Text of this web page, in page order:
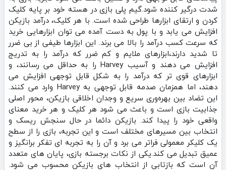
شدت درگیر کننده شود.گیم پلی بازی در هسته خود بر پایه کلیک
کردن و ارتقای ابزارها طراحی شده است. با هر کلیک، درآمد بازیکن
افزایش می‌ یابد و با پول به‌ دست آمده می‌ توان ابزارهایی خرید
که سرعت کسب درآمد را بالا می‌ برند. این ابزارها طیفی از بی‌ ضرر
تا شدید دارند،ابزارهای ملایم و کم‌ ضرر که درآمد را به تدریج
افزایش می‌ دهند و آسیب Harvey را به حداقل می‌ رسانند، و
ابزارهای قوی‌ تر که درآمد را به شکل قابل توجهی افزایش می‌
دهند، اما همزمان صدمه قابل توجهی به Harvey وارد می‌ کنند.
این تضاد بین بهره‌وری سریع و وجدان اخلاقی بازیکن، محور اصلی
جذابیت بازی است و باعث می‌ شود هر کلیک و هر خرید معنای
واقعی خود را پیدا کند. بازیکن دائما در حال سنجش ریسک و
انتخاب بین مسیرهای مختلف است و این تجربه، بازی را از سطح
یک کلیکر معمولی فراتر می‌ برد و آن را به تجربه‌ ای تفکر برانگیز و
عمیق تبدیل می‌ کند.یکی از نکات برجسته بازی، پایان‌ های متعدد
آن است که بازتابی از انتخاب‌ های بازیکن محسوب می‌ شود.